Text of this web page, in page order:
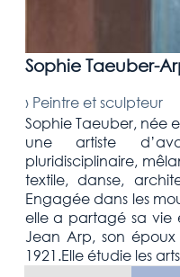
Sophie Taeuber-
› Peintre et sculpteur
Sophie Taeuber, née
une artiste
pluridisciplinaire,
textile, danse,
Engagée dans les
elle a partagé sa vie
Jean Arp, son
1921.Elle étudie les